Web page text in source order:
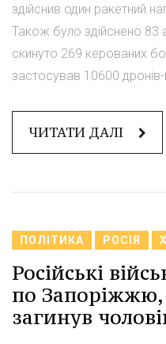
здійснив один ракетний
Також було здійснено 83
скинуто 269 керованих
застосував 10600 дронів-
ЧИТАТИ ДАЛІ
ПОЛІТИКА РОСІЯ
Російські
по Запоріжжю,
загинув